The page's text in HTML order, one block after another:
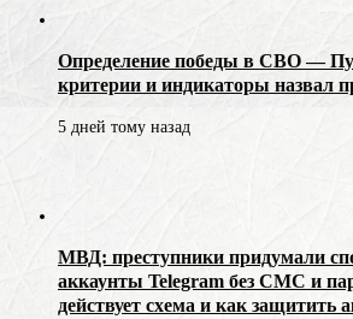
Определение победы в СВО —
критерии и индикаторы назвал
5 дней тому назад
МВД: преступники придумали
аккаунты Telegram без СМС и
действует схема и как защитить